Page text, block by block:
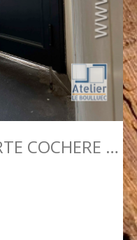
2024 03 - PORTE COCHERE 8 BD DE BONNE NOUVELLE P2 INT